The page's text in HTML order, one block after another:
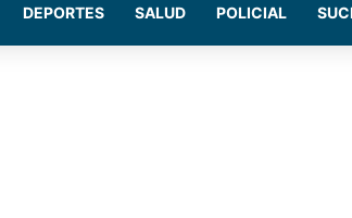
DEPORTES SALUD POLICIAL